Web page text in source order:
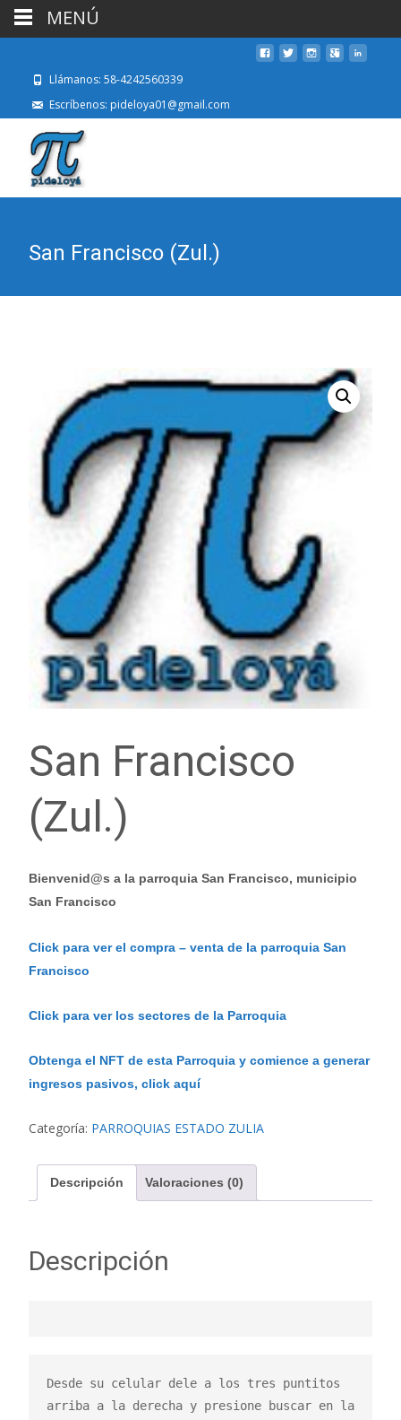
Llámanos: 58-4242560339
Escríbenos: pideloya01@gmail.com
San Francisco (Zul.)
San Francisco
(Zul.)
Bienvenid@s a la parroquia San Francisco, municipio
San Francisco
Click para ver el compra – venta de la parroquia San
Francisco
Click para ver los sectores de la Parroquia
Obtenga el NFT de esta Parroquia y comience a generar
ingresos pasivos, click aquí
Categoría: PARROQUIAS ESTADO ZULIA
Descripción Valoraciones (0)
Descripción
Desde su celular dele a los tres puntitos
arriba a la derecha y presione buscar en la
MENÚ